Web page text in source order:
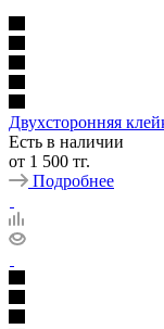
Двухсторонняя
Есть в наличии
от 1 500 тг.
Подробнее